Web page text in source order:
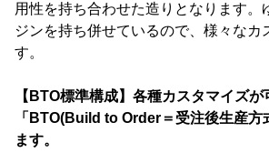
用性を持ち合わせた造りとなります。
ジンを持ち併せているので、様々なカ
す。
【BTO標準構成】各種カスタマイズが
「BTO(Build to Order＝受注後生産方
ます。